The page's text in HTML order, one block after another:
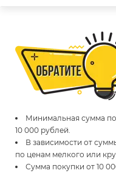
Минимальная сумма
10 000 рублей.
В зависимости от
по ценам мелкого или
Сумма покупки от 10